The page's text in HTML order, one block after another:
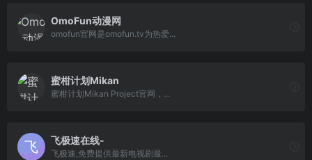
OmoFun动漫网
omofun官网是omofun.tv为热爱...
蜜柑计划Mikan
蜜柑计划Mikan Project官网，...
飞极速在线-
飞极速,免费提供最新电视剧最...